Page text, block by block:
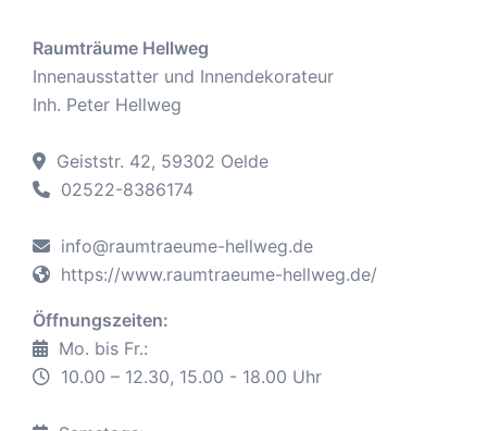
Raumträume Hellweg
Innenausstatter und Innendekorateur
Inh. Peter Hellweg
Geiststr. 42, 59302 Oelde
02522-8386174
info@raumtraeume-hellweg.de
https://www.raumtraeume-hellweg.de/
Öffnungszeiten:
Mo. bis Fr.:
10.00 – 12.30, 15.00 - 18.00 Uhr